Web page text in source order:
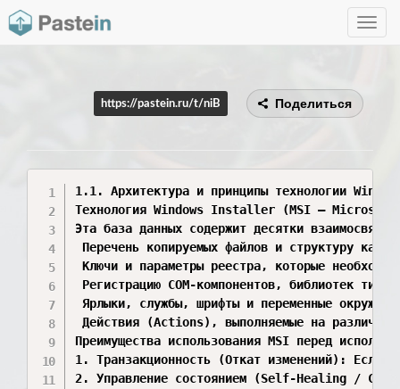
Toggle
https://pastein.ru/t/niB Поделиться
1.1. Архитектура и принципы технологии
Технология Windows Installer (MSI — Microsoft
Эта база данных содержит десятки
Перечень копируемых файлов и структуру
Ключи и параметры реестра, которые
Регистрацию COM-компонентов, библиотек
Ярлыки, службы, шрифты и переменные
Действия (Actions), выполняемые на
Преимущества использования MSI перед
1. Транзакционность (Откат изменений): Если
2. Управление состоянием (Self-Healing /